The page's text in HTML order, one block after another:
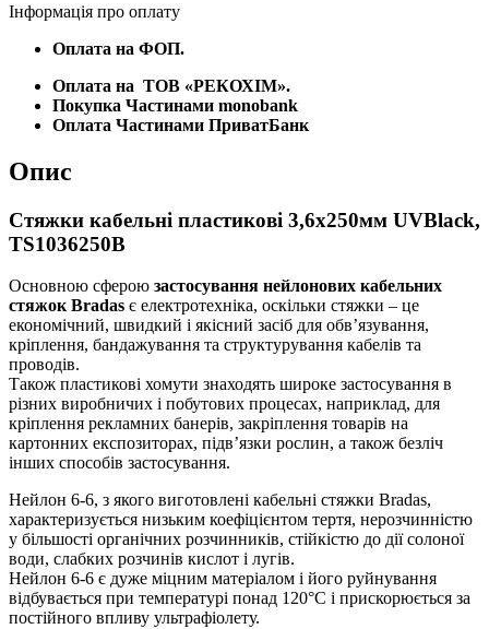
Інформація про оплату
Оплата на ФОП.
Оплата на ТОВ «РЕКОХІМ».
Покупка Частинами monobank
Оплата Частинами ПриватБанк
Опис
Стяжки кабельні пластикові 3,6х250мм UVBlack,
TS1036250B
Основною сферою застосування нейлонових кабельних
стяжок Bradas є електротехніка, оскільки стяжки – це
економічний, швидкий і якісний засіб для обв’язування,
кріплення, бандажування та структурування кабелів та
проводів.
Також пластикові хомути знаходять широке застосування в
різних виробничих і побутових процесах, наприклад, для
кріплення рекламних банерів, закріплення товарів на
картонних експозиторах, підв’язки рослин, а також безліч
інших способів застосування.
Нейлон 6-6, з якого виготовлені кабельні стяжки Bradas,
характеризується низьким коефіцієнтом тертя, нерозчинністю
у більшості органічних розчинників, стійкістю до дії солоної
води, слабких розчинів кислот і лугів.
Нейлон 6-6 є дуже міцним матеріалом і його руйнування
відбувається при температурі понад 120°С і прискорюється за
постійного впливу ультрафіолету.